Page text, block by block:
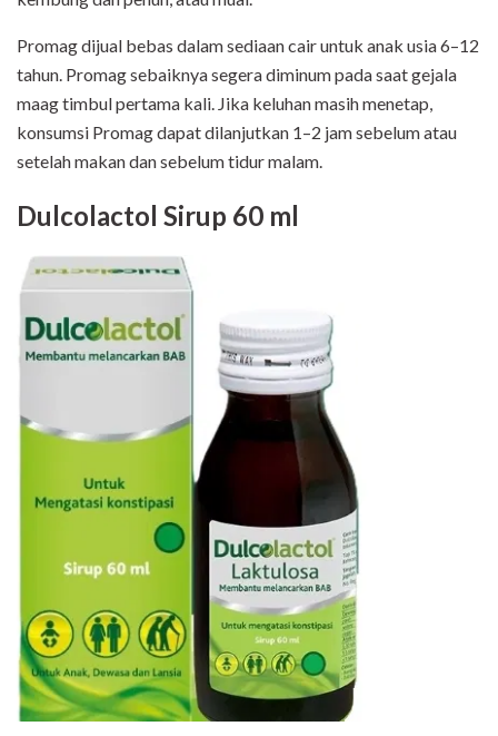
Promag dijual bebas dalam sediaan cair untuk anak usia 6–12
tahun. Promag sebaiknya segera diminum pada saat gejala
maag timbul pertama kali. Jika keluhan masih menetap,
konsumsi Promag dapat dilanjutkan 1–2 jam sebelum atau
setelah makan dan sebelum tidur malam.
Dulcolactol Sirup 60 ml